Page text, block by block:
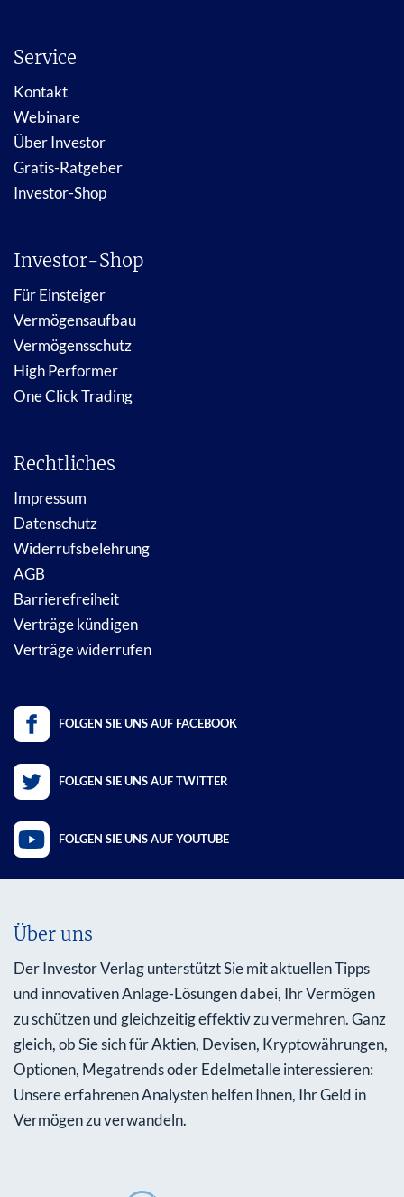
Service
Kontakt
Webinare
Über Investor
Gratis-Ratgeber
Investor-Shop
Investor-Shop
Für Einsteiger
Vermögensaufbau
Vermögensschutz
High Performer
One Click Trading
Rechtliches
Impressum
Datenschutz
Widerrufsbelehrung
AGB
Barrierefreiheit
Verträge kündigen
Verträge widerrufen
FOLGEN SIE UNS AUF FACEBOOK
FOLGEN SIE UNS AUF TWITTER
FOLGEN SIE UNS AUF YOUTUBE
Über uns
Der Investor Verlag unterstützt Sie mit aktuellen Tipps
und innovativen Anlage-Lösungen dabei, Ihr Vermögen
zu schützen und gleichzeitig effektiv zu vermehren. Ganz
gleich, ob Sie sich für Aktien, Devisen, Kryptowährungen,
Optionen, Megatrends oder Edelmetalle interessieren:
Unsere erfahrenen Analysten helfen Ihnen, Ihr Geld in
Vermögen zu verwandeln.